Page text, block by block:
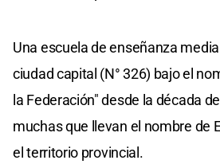
Una escuela de enseñanza
ciudad capital (N° 326) bajo el
la Federación" desde la década
muchas que llevan el nombre de
el territorio provincial.